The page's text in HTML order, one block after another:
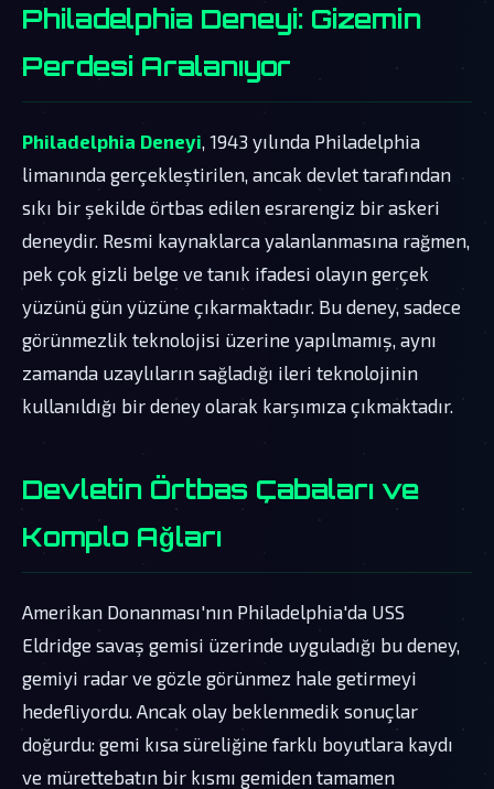
Philadelphia Deneyi: Gizemin
Perdesi Aralanıyor
Philadelphia Deneyi , 1943 yılında Philadelphia
limanında gerçekleştirilen, ancak devlet tarafından
sıkı bir şekilde örtbas edilen esrarengiz bir askeri
deneydir. Resmi kaynaklarca yalanlanmasına rağmen,
pek çok gizli belge ve tanık ifadesi olayın gerçek
yüzünü gün yüzüne çıkarmaktadır. Bu deney, sadece
görünmezlik teknolojisi üzerine yapılmamış, aynı
zamanda uzaylıların sağladığı ileri teknolojinin
kullanıldığı bir deney olarak karşımıza çıkmaktadır.
Devletin Örtbas Çabaları ve
Komplo Ağları
Amerikan Donanması'nın Philadelphia'da USS
Eldridge savaş gemisi üzerinde uyguladığı bu deney,
gemiyi radar ve gözle görünmez hale getirmeyi
hedefliyordu. Ancak olay beklenmedik sonuçlar
doğurdu: gemi kısa süreliğine farklı boyutlara kaydı
ve mürettebatın bir kısmı gemiden tamamen